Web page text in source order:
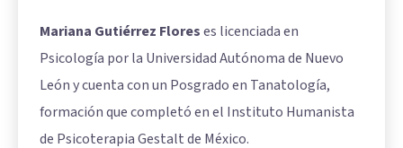
Mariana Gutiérrez Floreses licenciada en
Psicología por la Universidad Autónoma de Nuevo
León y cuenta con un Posgrado en Tanatología,
formación que completó en el Instituto Humanista
de Psicoterapia Gestalt de México.